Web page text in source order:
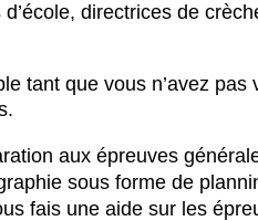
directrices de
tant que vous n’avez
aux épreuves
sous forme de
fais une aide sur les